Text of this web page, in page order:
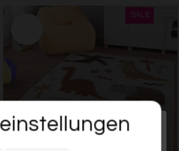
an und sichere dir